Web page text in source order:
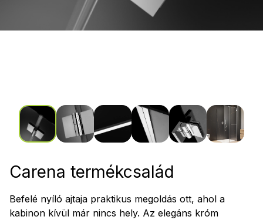
Carena termékcsalád
Befelé nyíló ajtaja praktikus megoldás ott, ahol a
kabinon kívül már nincs hely. Az elegáns króm